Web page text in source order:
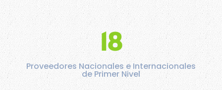
18
Proveedores Nacionales e Internacionales
de Primer Nivel